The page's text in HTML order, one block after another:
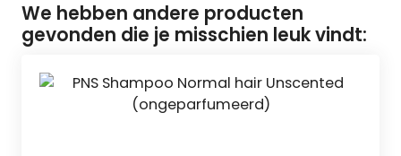
We hebben andere producten
gevonden die je misschien leuk vindt: